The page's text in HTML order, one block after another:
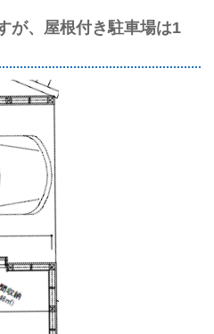
が、屋根付き駐車場は1